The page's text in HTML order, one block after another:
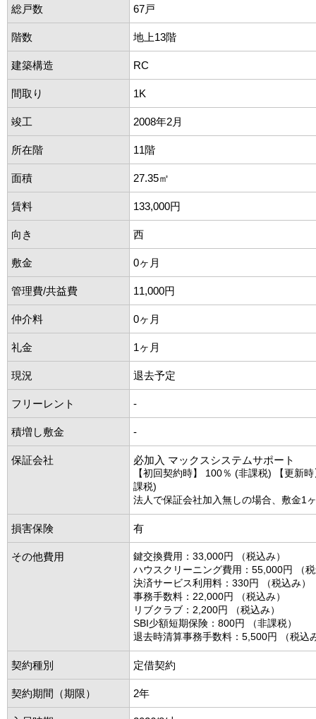
総戸数 67戸
階数 地上13階
建築構造 RC
間取り 1K
竣工 2008年2月
所在階 11階
面積 27.35㎡
賃料 133,000円
向き 西
敷金 0ヶ月
管理費/共益費 11,000円
仲介料 0ヶ月
礼金 1ヶ月
現況 退去予定
フリーレント -
積増し敷金 -
保証会社 必加入 マックスシステムサポート
【初回契約時】 100％ (非課税) 【更新
課税)
法人で保証会社加入無しの場合、敷金1
損害保険 有
その他費用
鍵交換費用：33,000円 （税込み）
ハウスクリーニング費用：55,000円 （
決済サービス利用料：330円 （税込み）
事務手数料：22,000円 （税込み）
リブクラブ：2,200円 （税込み）
SBI少額短期保険：800円 （非課税）
退去時清算事務手数料：5,500円 （税込
契約種別 定借契約
契約期間（期限） 2年